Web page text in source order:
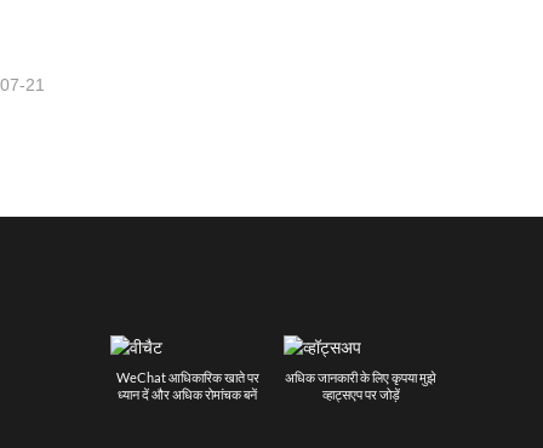
21
WeChat आधिकारिक खाते पर
ध्यान दें और अधिक रोमांचक बनें
अधिक जानकारी के लिए कृपया मुझे
व्हाट्सएप पर जोड़ें